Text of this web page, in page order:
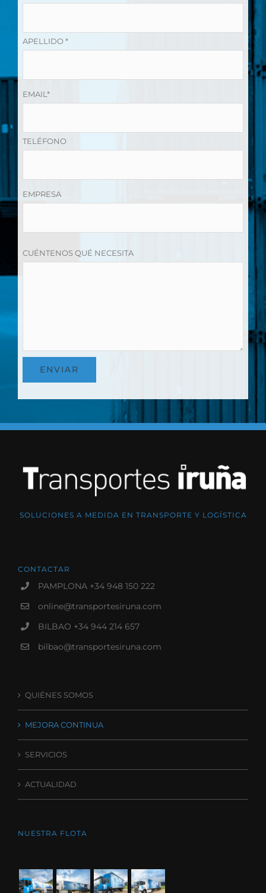
APELLIDO *
EMAIL*
TELÉFONO
EMPRESA
CUÉNTENOS QUÉ NECESITA
SOLUCIONES A MEDIDA EN TRANSPORTE Y LOGÍSTICA
CONTACTAR
PAMPLONA +34 948 150 222
online@transportesiruna.com
BILBAO +34 944 214 657
bilbao@transportesiruna.com
QUIÉNES SOMOS
MEJORA CONTINUA
SERVICIOS
ACTUALIDAD
NUESTRA FLOTA